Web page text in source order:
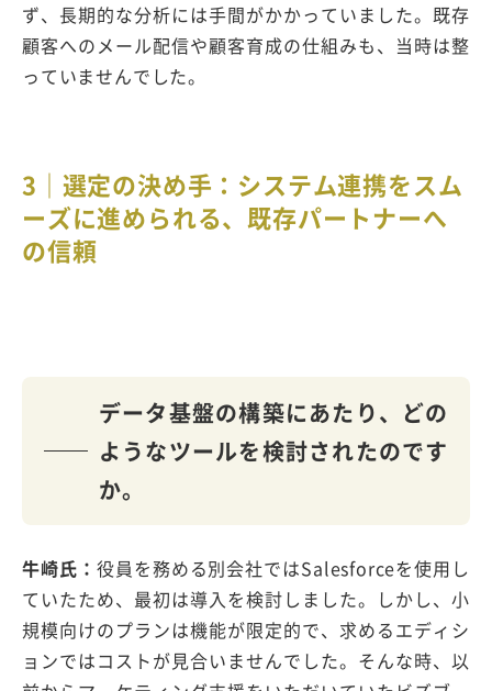
ず、長期的な分析には手間がかかっていました。既存
顧客へのメール配信や顧客育成の仕組みも、当時は整
っていませんでした。
3｜選定の決め手：システム連携をスム
ーズに進められる、既存パートナーへ
の信頼
データ基盤の構築にあたり、どの
ようなツールを検討されたのです
か。
牛崎氏： 役員を務める別会社ではSalesforceを使用し
ていたため、最初は導入を検討しました。しかし、小
規模向けのプランは機能が限定的で、求めるエディシ
ョンではコストが見合いませんでした。そんな時、以